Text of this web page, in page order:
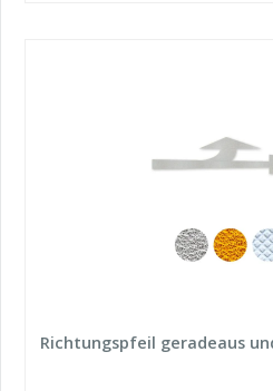
Richtungspfeil geradeaus